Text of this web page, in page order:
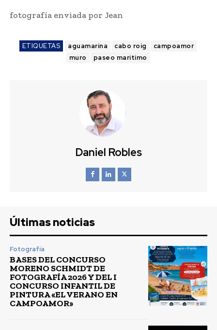
fotografía enviada por Jean
ETIQUETAS aguamarina cabo roig
campoamor
muro
paseo maritimo
Daniel Robles
Últimas noticias
Fotografía
BASES DEL CONCURSO
MORENO SCHMIDT DE
FOTOGRAFÍA 2026 Y DEL I
CONCURSO INFANTIL DE
PINTURA «EL VERANO EN
CAMPOAMOR»